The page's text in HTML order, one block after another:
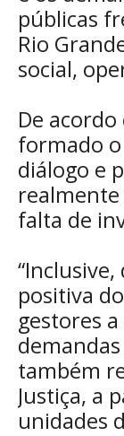
públicas
Rio
social,
De
formado
diálogo e
falta de
positiva
gestores
também
Justiça, a
unidades